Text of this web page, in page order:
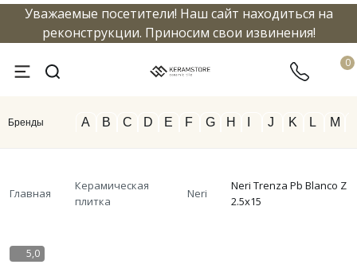
info@keramstore.ru 8 800
Уважаемые посетители! Наш сайт находиться на
реконструкции. Приносим свои извинения!
0
Бренды A B C D E F G H J K L M
Главная
Керамическая
плитка
Neri
Neri Trenza Pb Blanco Z
2.5x15
5,0